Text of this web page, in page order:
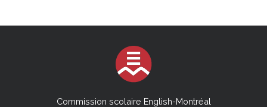
Commission scolaire English-Montréal